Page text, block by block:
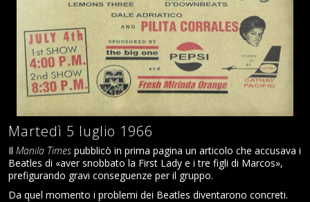
Martedì 5 luglio 1966
Il Manila Times pubblicò in prima pagina un articolo che accusava i
Beatles di «aver snobbato la First Lady e i tre figli di Marcos»,
prefigurando gravi conseguenze per il gruppo.
Da quel momento i problemi dei Beatles diventarono concreti.